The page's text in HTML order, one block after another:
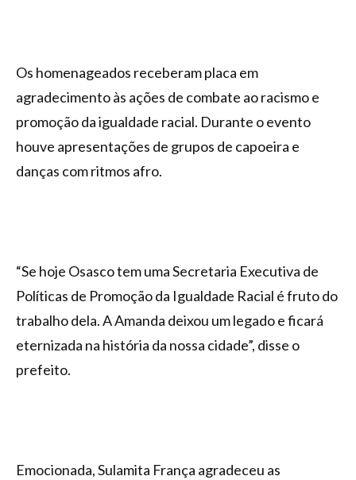
Os homenageados receberam placa em
agradecimento às ações de combate ao racismo e
promoção da igualdade racial. Durante o evento
houve apresentações de grupos de capoeira e
danças com ritmos afro.
“Se hoje Osasco tem uma Secretaria Executiva de
Políticas de Promoção da Igualdade Racial é fruto do
trabalho dela. A Amanda deixou um legado e ficará
eternizada na história da nossa cidade”, disse o
prefeito.
Emocionada, Sulamita França agradeceu as